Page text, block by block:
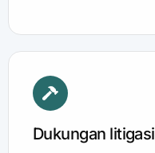
Dukungan litigasi